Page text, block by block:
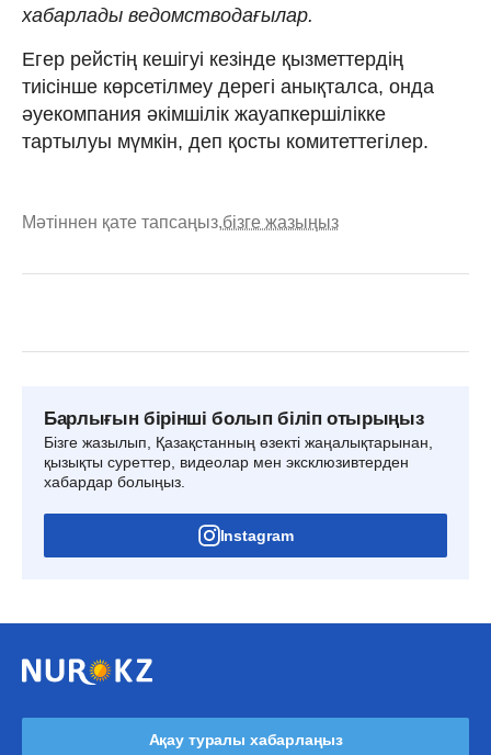
хабарлады ведомстводағылар.
Егер рейстің кешігуі кезінде қызметтердің
тиісінше көрсетілмеу дерегі анықталса, онда
әуекомпания әкімшілік жауапкершілікке
тартылуы мүмкін, деп қосты комитеттегілер.
Мәтіннен қате тапсаңыз,бізге жазыңыз
Барлығын бірінші болып біліп отырыңыз
Бізге жазылып, Қазақстанның өзекті жаңалықтарынан,
қызықты суреттер, видеолар мен эксклюзивтерден
хабардар болыңыз.
Instagram
Ақау туралы хабарлаңыз